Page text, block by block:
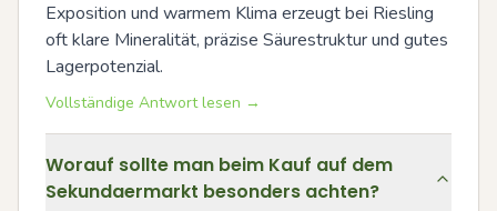
Exposition und warmem Klima erzeugt bei Riesling
oft klare Mineralität, präzise Säurestruktur und gutes
Lagerpotenzial.
Vollständige Antwort lesen →
Worauf sollte man beim Kauf auf dem
Sekundaermarkt besonders achten?